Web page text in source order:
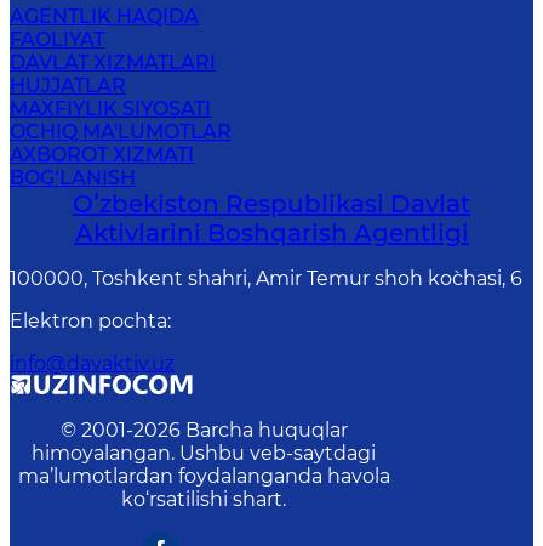
AGENTLIK HAQIDA
FAOLIYAT
DAVLAT XIZMATLARI
HUJJATLAR
MAXFIYLIK SIYOSATI
OCHIQ MA'LUMOTLAR
AXBOROT XIZMATI
BOG‘LANISH
Oʻzbekiston Respublikasi Davlat
Aktivlarini Boshqarish Agentligi
100000, Toshkent shahri, Amir Temur shoh ko`chasi, 6
Elektron pochta:
info@davaktiv.uz
© 2001-2026 Barcha huquqlar
himoyalangan. Ushbu veb-saytdagi
ma’lumotlardan foydalanganda havola
ko‘rsatilishi shart.